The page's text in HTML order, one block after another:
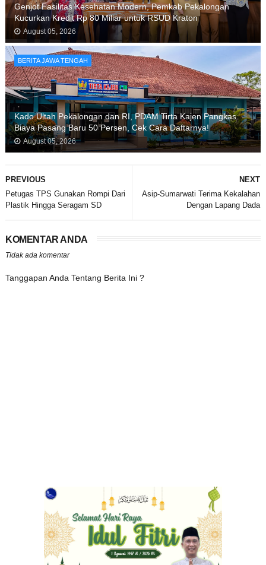
Genjot Fasilitas Kesehatan Modern, Pemkab Pekalongan
Kucurkan Kredit Rp 80 Miliar untuk RSUD Kraton
August 05, 2026
BERITA JAWA TENGAH
Kado Ultah Pekalongan dan RI, PDAM Tirta Kajen Pangkas
Biaya Pasang Baru 50 Persen, Cek Cara Daftarnya!
August 05, 2026
NEXT
Asip-Sumarwati Terima Kekalahan
Dengan Lapang Dada
PREVIOUS
Petugas TPS Gunakan Rompi Dari
Plastik Hingga Seragam SD
KOMENTAR ANDA
Tidak ada komentar
Tanggapan Anda Tentang Berita Ini ?